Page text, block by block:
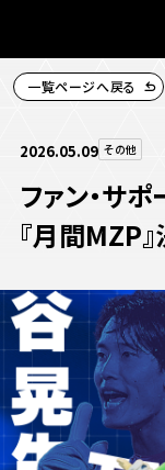
お知らせトップ
TOPチーム
試合情報
試合情報
試合情報トップ
試合データ
観戦する
一覧ページへ戻る
2026.05.09 その他
ファン・サ
『月間MZP』